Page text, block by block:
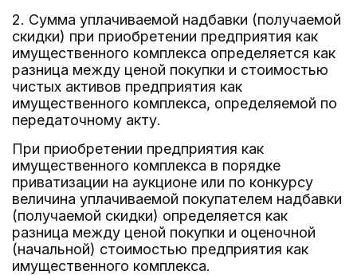
2. Сумма уплачиваемой надбавки (получаемой
скидки) при приобретении предприятия как
имущественного комплекса определяется как
разница между ценой покупки и стоимостью
чистых активов предприятия как
имущественного комплекса, определяемой по
передаточному акту.
При приобретении предприятия как
имущественного комплекса в порядке
приватизации на аукционе или по конкурсу
величина уплачиваемой покупателем надбавки
(получаемой скидки) определяется как
разница между ценой покупки и оценочной
(начальной) стоимостью предприятия как
имущественного комплекса.